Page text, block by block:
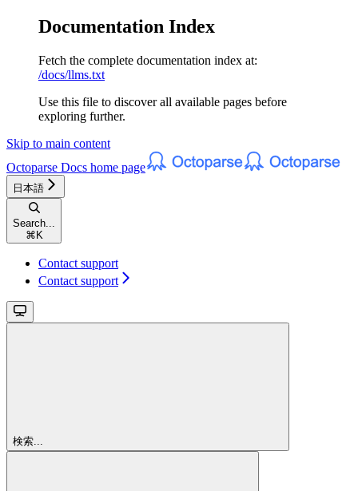
Documentation Index
Fetch the complete documentation index at:
/docs/llms.txt
Use this file to discover all available pages before
exploring further.
Skip to main content
Octoparse Docs home page
日本語
Search...
⌘ K
Contact support
Contact support
検索...